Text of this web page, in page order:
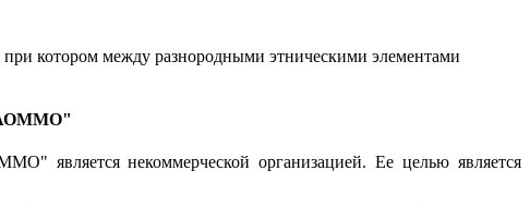
при котором между разнородными этническими элементами
"АОММО"
является некоммерческой организацией. Ее целью является